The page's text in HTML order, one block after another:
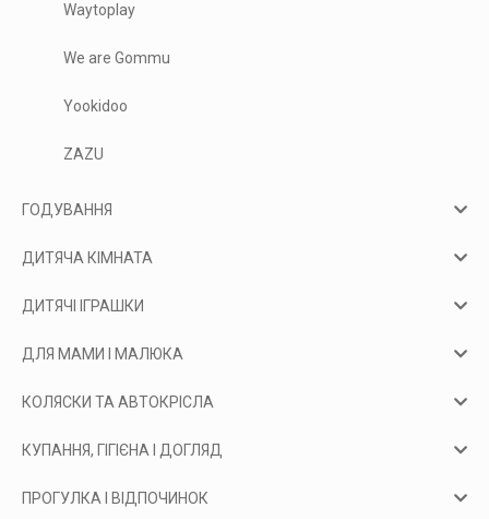
Waytoplay
We are Gommu
Yookidoo
ZAZU
ГОДУВАННЯ
ДИТЯЧА КІМНАТА
ДИТЯЧІ ІГРАШКИ
ДЛЯ МАМИ І МАЛЮКА
КОЛЯСКИ ТА АВТОКРІСЛА
КУПАННЯ, ГІГІЄНА І ДОГЛЯД
ПРОГУЛКА І ВІДПОЧИНОК